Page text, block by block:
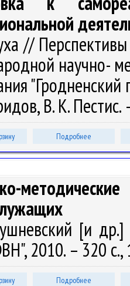
//
научно-
"Гродненский
В. К.
Подробнее
[и
2010. – 320 с.,
Подробнее